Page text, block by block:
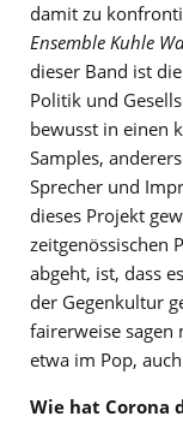
damit zu
Ensemble Kuhle
dieser Band ist
Politik und
bewusst in einen
Samples,
Sprecher und
dieses Projekt
zeitgenössischen
abgeht, ist, dass
der Gegenkultur
fairerweise sagen
etwa im Pop,
Wie hat Corona